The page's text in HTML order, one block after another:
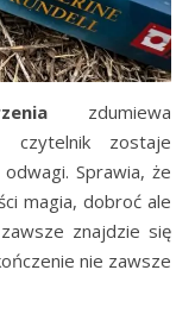
zdumiewa
czytelnik zostaje
Sprawia, że
magia, dobroć ale
znajdzie się
nie zawsze